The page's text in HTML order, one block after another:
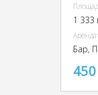
1 333
Бар,